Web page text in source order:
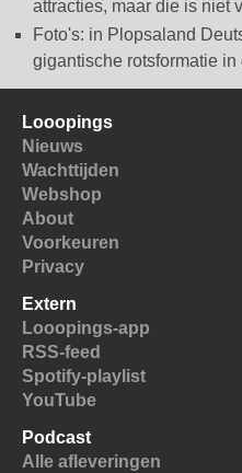
attracties, maar die is niet
Foto's: in Plopsaland
gigantische rotsformatie
Looopings
Nieuws
Wachttijden
Webshop
About
Voorkeuren
Privacy
Extern
Looopings-app
RSS-feed
Spotify-playlist
YouTube
Podcast
Alle afleveringen